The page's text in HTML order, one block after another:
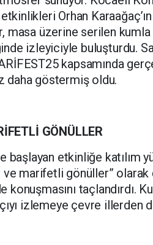
Orhan
masa üzerine serilen
izleyiciyle buluşturdu.
kapsamında
daha göstermiş oldu.
GÖNÜLLER
başlayan etkinliğe katılım
ve marifetli gönüller”
konuşmasını taçlandırdı.
izlemeye çevre illerden